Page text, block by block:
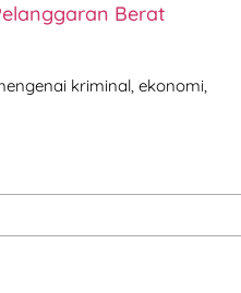
Berat
kriminal, ekonomi,